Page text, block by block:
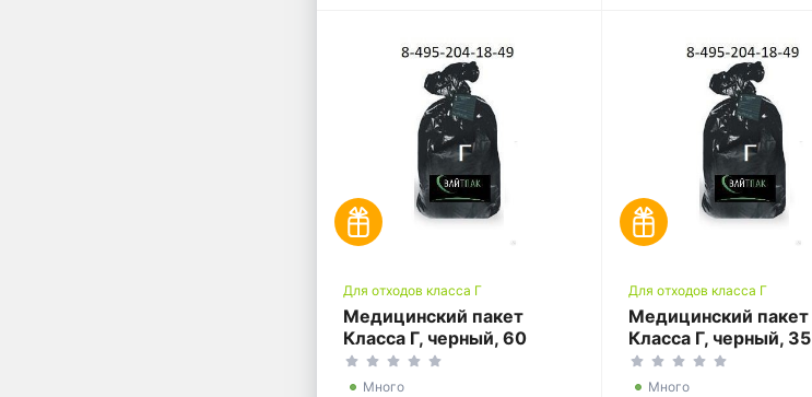
Для отходов класса Г
Медицинский пакет
Класса Г, черный, 60
литров, 700*800
Много
Для отходов класса Г
Медицинский пакет
Класса Г, черный, 35
литров, 500*600
Много